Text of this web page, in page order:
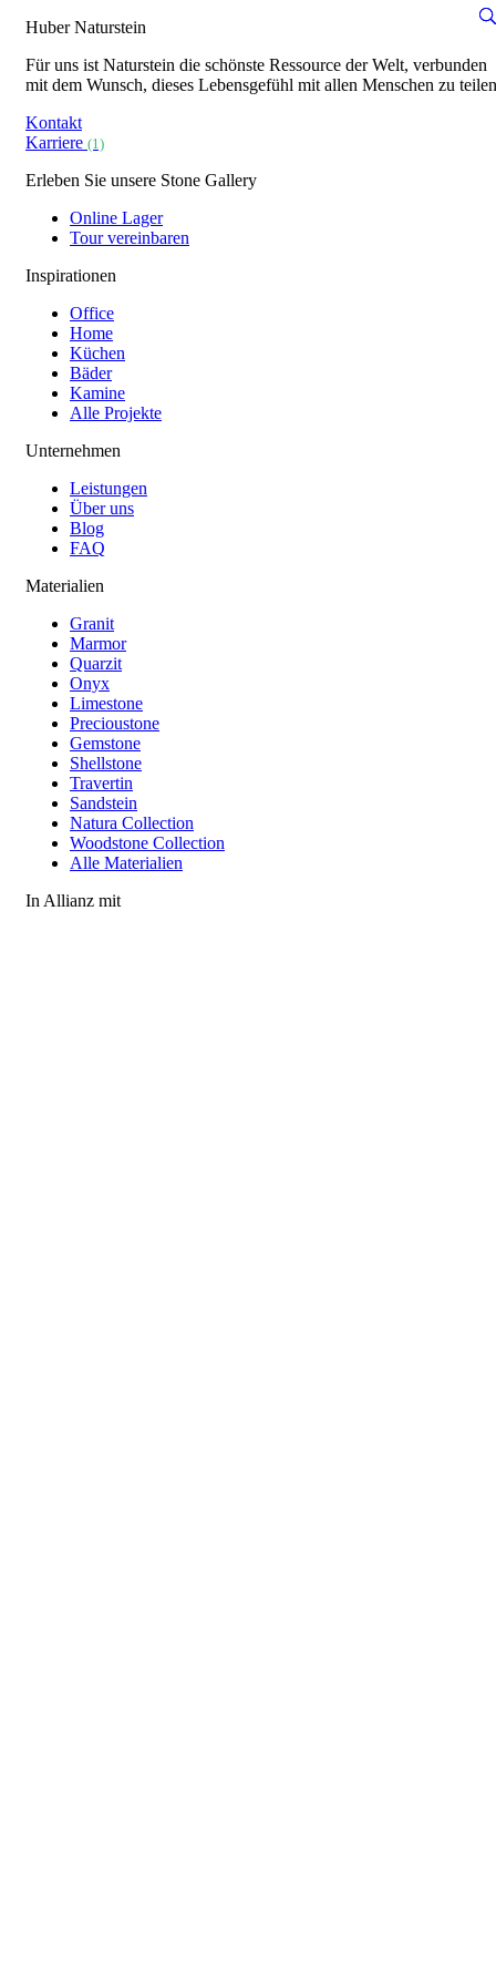
Huber Naturstein
Für uns ist Naturstein die schönste Ressource der Welt, verbunden
mit dem Wunsch, dieses Lebensgefühl mit allen Menschen zu
Kontakt
Karriere (1)
Erleben Sie unsere Stone Gallery
Online Lager
Tour vereinbaren
Inspirationen
Office
Home
Küchen
Bäder
Kamine
Alle Projekte
Unternehmen
Leistungen
Über uns
Blog
FAQ
Materialien
Granit
Marmor
Quarzit
Onyx
Limestone
Precioustone
Gemstone
Shellstone
Travertin
Sandstein
Natura Collection
Woodstone Collection
Alle Materialien
In Allianz mit